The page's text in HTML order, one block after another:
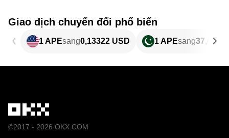
Giao dịch chuyển đổi phổ biến
1 APEsang0,13322 USD 1 APEsang37,04
©2017 - 2026 OKX.COM